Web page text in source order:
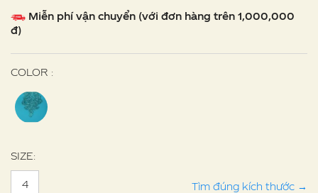
Miễn phí vận chuyển (với đơn hàng trên 1,000,000
đ)
COLOR :
SIZE:
4 Tìm đúng kích thước →